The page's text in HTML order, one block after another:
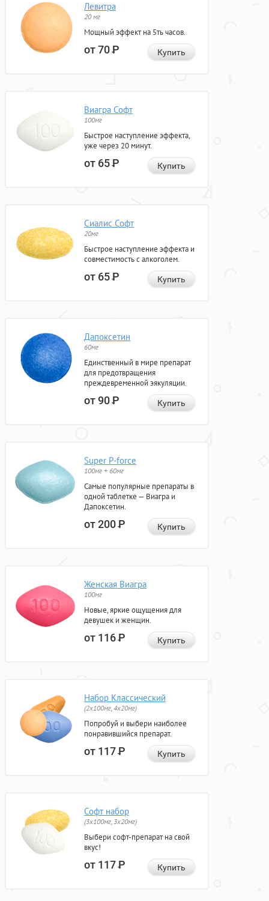
Левитра
20 мг
Мощный эффект на 5ть часов.
от 70Р Купить
Виагра Софт
100мг
Быстрое наступление эффекта,
уже через 20 минут.
от 65Р Купить
Сиалис Софт
20мг
Быстрое наступление эффекта и
совместимость с алкоголем.
от 65Р Купить
Дапоксетин
60мг
Единственный в мире препарат
для предотвращения
преждевременной эякуляции.
от 90Р Купить
Super P-force
100мг + 60мг
Самые популярные препараты в
одной таблетке — Виагра и
Дапоксетин.
от 200Р Купить
Женская Виагра
100мг
Новые, яркие ощущения для
девушек и женщин.
от 116Р Купить
Набор Классический
(2x100мг, 4x20мг)
Попробуй и выбери наиболее
понравившийся препарат.
от 117Р Купить
Софт набор
(3x100мг, 3x20мг)
Выбери софт-препарат на свой
вкус!
от 117Р Купить